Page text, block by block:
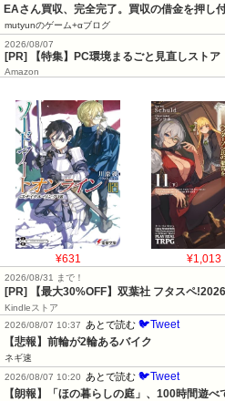
EAさん買収、完全完了。買収の借金を押し
mutyunのゲーム+αブログ
2026/08/07
[PR] 【特集】PC環境まるごと見直しストア
Amazon
¥631 ¥1,013
2026/08/31 まで！
[PR] 【最大30%OFF】双葉社 フタスペ
Kindleストア
2026/08/07 10:37
あとで読む 🐦Tweet
【悲報】前輪が2輪あるバイク
ネギ速
2026/08/07 10:20
あとで読む 🐦Tweet
【朗報】「ほの暮らしの庭」、100時間遊